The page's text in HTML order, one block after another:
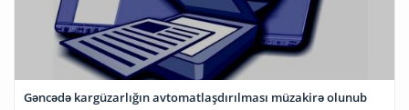
Gəncədə kargüzarlığın avtomatlaşdırılması müzakirə olunub